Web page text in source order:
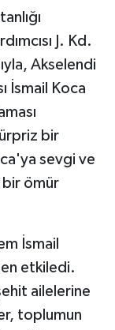
J. Kd.
Akselendi
İsmail Koca
bir
sevgi ve
bir ömür
İsmail
etkiledi.
ailelerine
toplumun